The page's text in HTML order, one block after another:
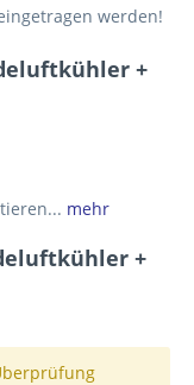
werden!
+
mehr
+